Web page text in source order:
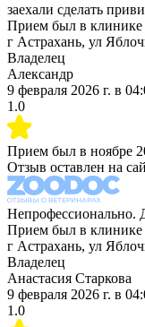
заехали сделать
Прием был в клинике
г Астрахань, ул
Владелец
Александр
9 февраля 2026 г. в
1.0
Прием был в ноябре
Отзыв оставлен на
Непрофессионально.
Прием был в клинике
г Астрахань, ул
Владелец
Анастасия Старкова
9 февраля 2026 г. в
1.0